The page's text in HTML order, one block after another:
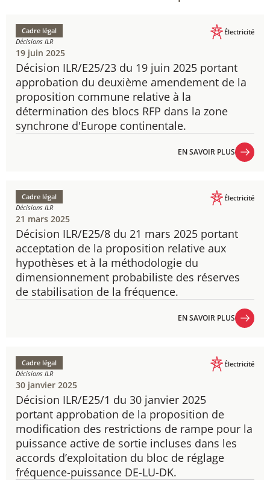
Décision ILR/E25/23 du 19 juin 2025 portant
approbation du deuxième amendement de la
proposition commune relative à la
détermination des blocs RFP dans la zone
synchrone d'Europe continentale.
Cadre légal
Décisions ILR
Électricité
19 juin 2025
EN SAVOIR PLUS
Décision ILR/E25/8 du 21 mars 2025 portant
acceptation de la proposition relative aux
hypothèses et à la méthodologie du
dimensionnement probabiliste des réserves
de stabilisation de la fréquence.
Cadre légal
Décisions ILR
Électricité
21 mars 2025
EN SAVOIR PLUS
Décision ILR/E25/1 du 30 janvier 2025
portant approbation de la proposition de
modification des restrictions de rampe pour la
puissance active de sortie incluses dans les
accords d’exploitation du bloc de réglage
fréquence-puissance DE-LU-DK.
Cadre légal
Décisions ILR
Électricité
30 janvier 2025